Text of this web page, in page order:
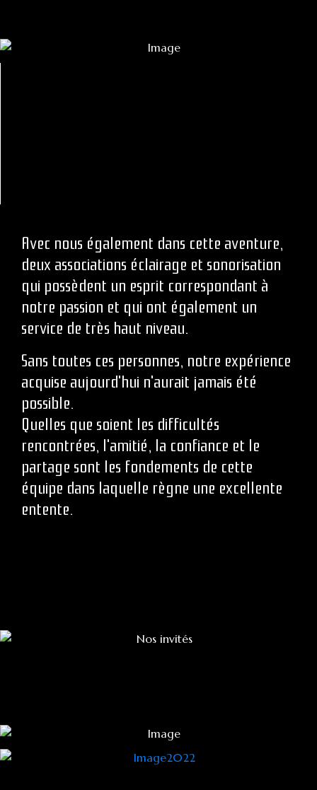
Avec nous également dans cette aventure,
deux associations éclairage et sonorisation
qui possèdent un esprit correspondant à
notre passion et qui ont également un
service de très haut niveau.
Sans toutes ces personnes, notre expérience
acquise aujourd'hui n'aurait jamais été
possible.
Quelles que soient les difficultés
rencontrées, l'amitié, la confiance et le
partage sont les fondements de cette
équipe dans laquelle règne une excellente
entente.